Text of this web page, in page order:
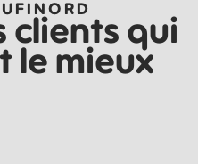
clients qui
le mieux